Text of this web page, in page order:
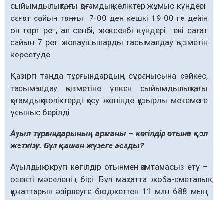
сыйым­дылықтағы қоғамдық көліктер жұмыс күндері
сағат сайын таңғы 7-00 ден кешкі 19-00 ге дейін
он төрт рет, ал сенбі, жексенбі күндері екі сағат
сайын 7 рет жолаушыларды тасымалдау қызметін
көрсетуде.
Қазіргі таңда тұрғындардың сұранысына сәйкес,
тасымалдау қызметіне үлкен сыйымдылықтағы
қоғамдық көліктерді қосу жөнінде құзырлы мекемеге
ұсыныс берілді.
Ауыл тұрғындарының арма­ны – көгілдір отынға қол
жеткі­зу. Бұл қашан жүзеге асады?
Ауылдық округі көгілдір отынмен қамтамасыз ету –
өзекті мәселенің бірі. Бұл мақсатта жоба-сметалық
құжаттарын әзірлеуге бюджеттен 11 млн 688 мың